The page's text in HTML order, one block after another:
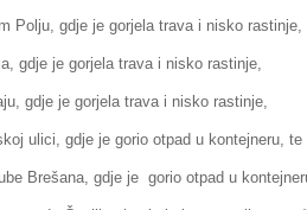
Polju, gdje je gorjela trava i nisko rastinje,
gdje je gorjela trava i nisko rastinje,
gdje je gorjela trava i nisko rastinje,
ulici, gdje je gorio otpad u kontejneru, te
Brešana, gdje je gorio otpad u